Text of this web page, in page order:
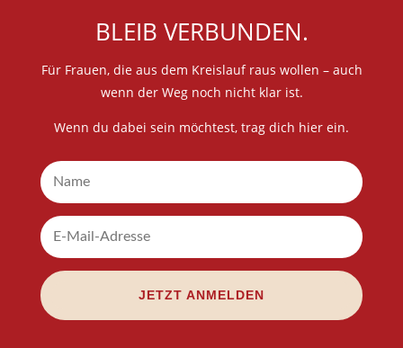
BLEIB VER­BUN­DEN.
Für Frau­en, die aus dem Kreis­lauf raus wol­len – auch
wenn der Weg noch nicht klar ist.
Wenn du dabei sein möch­test, trag dich hier ein.
JETZT ANMEL­DEN